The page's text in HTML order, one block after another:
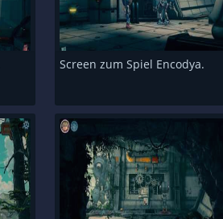
Screen zum Spiel Encodya.